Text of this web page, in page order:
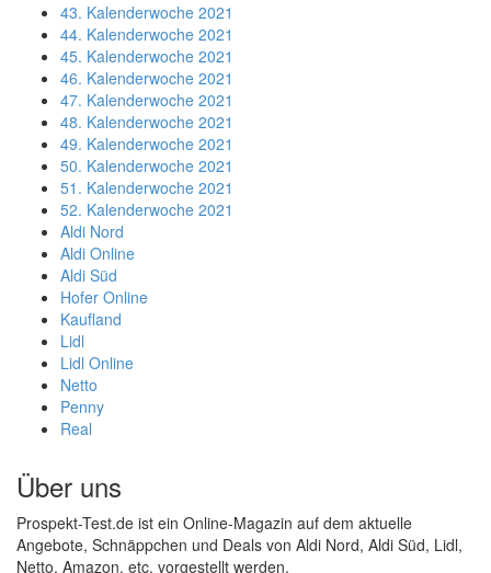
43. Kalenderwoche 2021
44. Kalenderwoche 2021
45. Kalenderwoche 2021
46. Kalenderwoche 2021
47. Kalenderwoche 2021
48. Kalenderwoche 2021
49. Kalenderwoche 2021
50. Kalenderwoche 2021
51. Kalenderwoche 2021
52. Kalenderwoche 2021
Aldi Nord
Aldi Online
Aldi Süd
Hofer Online
Kaufland
Lidl
Lidl Online
Netto
Penny
Real
Über uns
Prospekt-Test.de ist ein Online-Magazin auf dem aktuelle
Angebote, Schnäppchen und Deals von Aldi Nord, Aldi Süd, Lidl,
Netto, Amazon, etc. vorgestellt werden.